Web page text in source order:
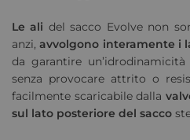
Le ali del sacco Evolve non
anzi,avvolgono interamente i
da garantire
senza provocare attrito o
facilmente scaricabile dalla
sul lato posteriore del sacco